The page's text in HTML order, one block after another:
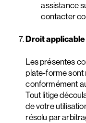
assistance
contacter
Droit
Les présentes
plate-forme sont
conformément
Tout litige
de votre
résolu par